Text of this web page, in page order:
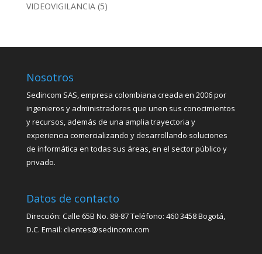
VIDEOVIGILANCIA (5)
Nosotros
Sedincom SAS, empresa colombiana creada en 2006 por
ingenieros y administradores que unen sus conocimientos
y recursos, además de una amplia trayectoria y
experiencia comercializando y desarrollando soluciones
de informática en todas sus áreas, en el sector público y
privado.
Datos de contacto
Dirección: Calle 65B No. 88-87 Teléfono: 460 3458 Bogotá,
D.C. Email: clientes@sedincom.com